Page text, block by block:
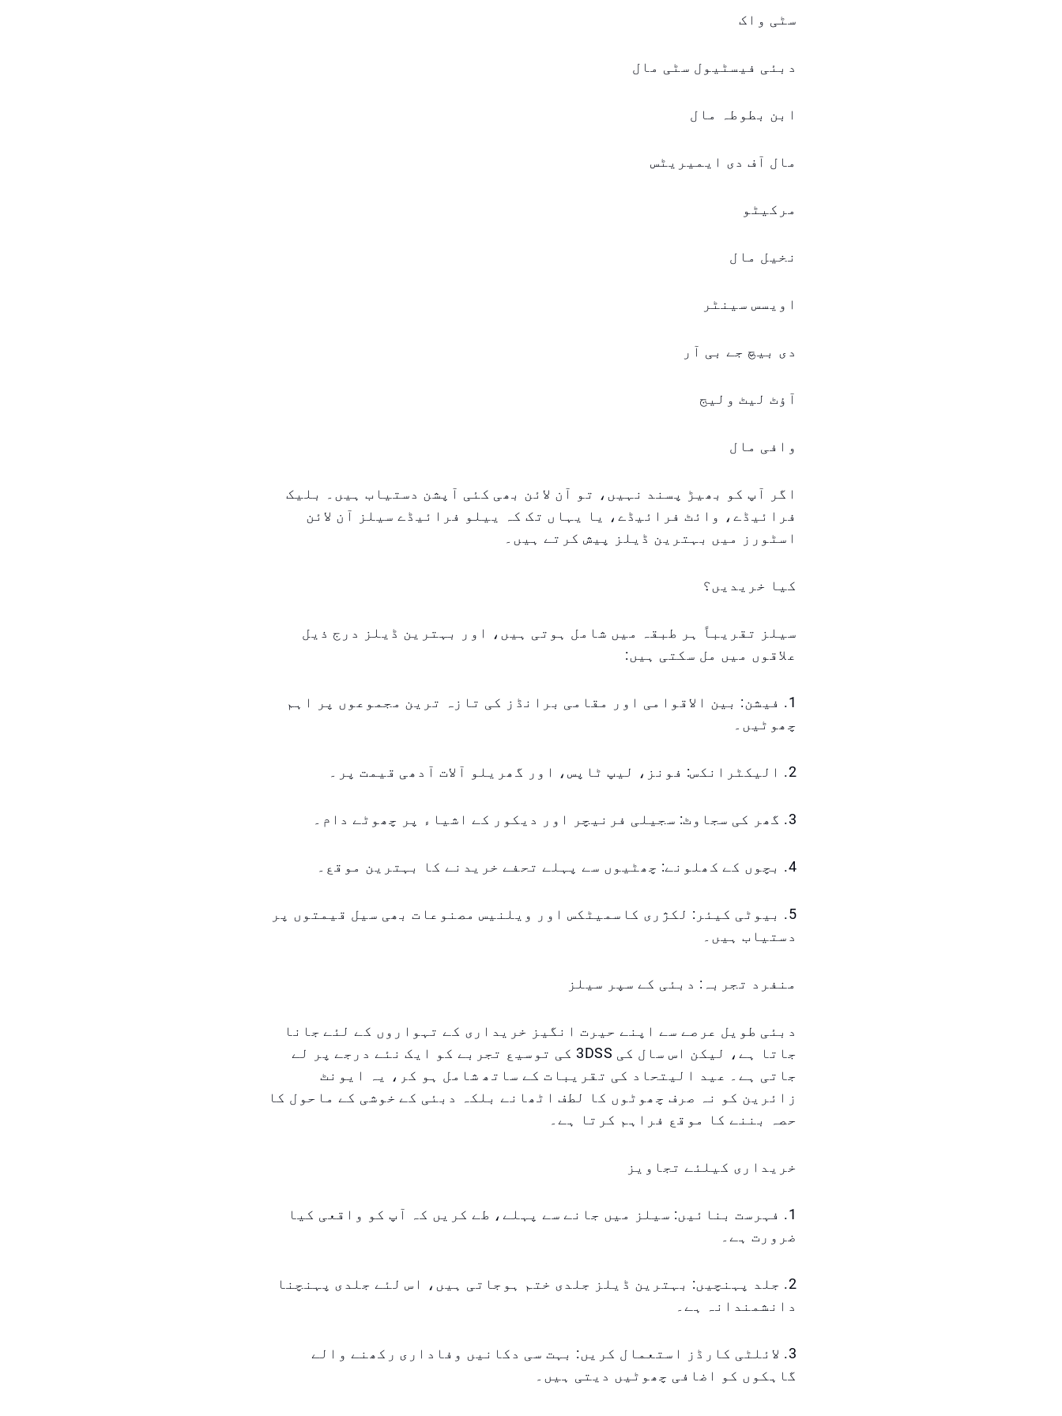
سٹی واک
دبئی فیسٹیول سٹی مال
ابن بطوطہ مال
مال آف دی ایمیریٹس
مرکیٹو
نخیل مال
اویسس سینٹر
دی بیچ جے بی آر
آؤٹ لیٹ ولیج
وافی مال
اگر آپ کو بھیڑ پسند نہیں، تو آن لائن بھی کئی آپشن دستیاب ہیں۔ بلیک
فرائیڈے، وائٹ فرائیڈے، یا یہاں تک کہ ییلو فرائیڈے سیلز آن لائن
اسٹورز میں بہترین ڈیلز پیش کرتے ہیں۔
کیا خریدیں؟
سیلز تقریباً ہر طبقہ میں شامل ہوتی ہیں، اور بہترین ڈیلز درج ذیل
علاقوں میں مل سکتی ہیں:
1. فیشن: بین الاقوامی اور مقامی برانڈز کی تازہ ترین مجموعوں پر اہم
چھوٹیں۔
2. الیکٹرانکس: فونز، لیپ ٹاپس، اور گھریلو آلات آدھی قیمت پر۔
3. گھر کی سجاوٹ: سجیلی فرنیچر اور دیکور کے اشیاء پر چھوٹے دام۔
4. بچوں کے کھلونے: چھٹیوں سے پہلے تحفے خریدنے کا بہترین موقع۔
5. بیوٹی کیئر: لکژری کاسمیٹکس اور ویلنیس مصنوعات بھی سیل قیمتوں پر
دستیاب ہیں۔
منفرد تجربہ: دبئی کے سپر سیلز
دبئی طویل عرصے سے اپنے حیرت انگیز خریداری کے تہواروں کے لئے جانا
جاتا ہے، لیکن اس سال کی 3DSS کی توسیع تجربے کو ایک نئے درجے پر لے
جاتی ہے۔ عید الیتحاد کی تقریبات کے ساتھ شامل ہو کر، یہ ایونٹ
زائرین کو نہ صرف چھوٹوں کا لطف اٹھانے بلکہ دبئی کے خوشی کے ماحول کا
حصہ بننے کا موقع فراہم کرتا ہے۔
خریداری کیلئے تجاویز
1. فہرست بنائیں: سیلز میں جانے سے پہلے، طے کریں کہ آپ کو واقعی کیا
ضرورت ہے۔
2. جلد پہنچیں: بہترین ڈیلز جلدی ختم ہوجاتی ہیں، اس لئے جلدی پہنچنا
دانشمندانہ ہے۔
3. لائلٹی کارڈز استعمال کریں: بہت سی دکانیں وفاداری رکھنے والے
گاہکوں کو اضافی چھوٹیں دیتی ہیں۔